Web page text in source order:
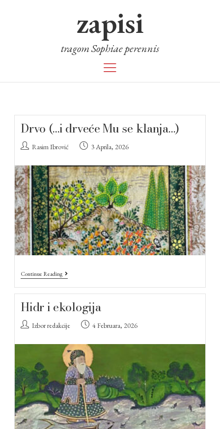
zapisi
tragom Sophiae perennis
Drvo (…i drveće Mu se klanja…)
Rasim Ibrović 3 Aprila, 2026
Continue Reading
Hidr i ekologija
Izbor redakcije 4 Februara, 2026